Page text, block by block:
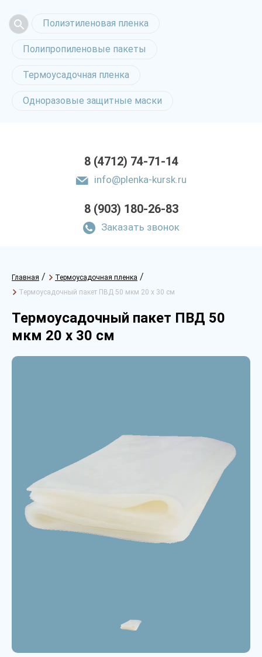
Полиэтиленовая пленка
Полипропиленовые пакеты
Термоусадочная пленка
Одноразовые защитные маски
8 (4712) 74-71-14
info@plenka-kursk.ru
8 (903) 180-26-83
Заказать звонок
Главная / Термоусадочная пленка /
Термоусадочный пакет ПВД 50 мкм 20 х 30 см
Термоусадочный пакет ПВД 50
мкм 20 х 30 см